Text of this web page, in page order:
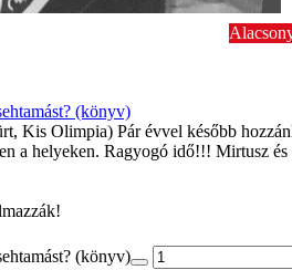
(könyv)
Kis Olimpia) Pár évvel később
a helyeken. Ragyogó idő!!! Mirtusz
(könyv)